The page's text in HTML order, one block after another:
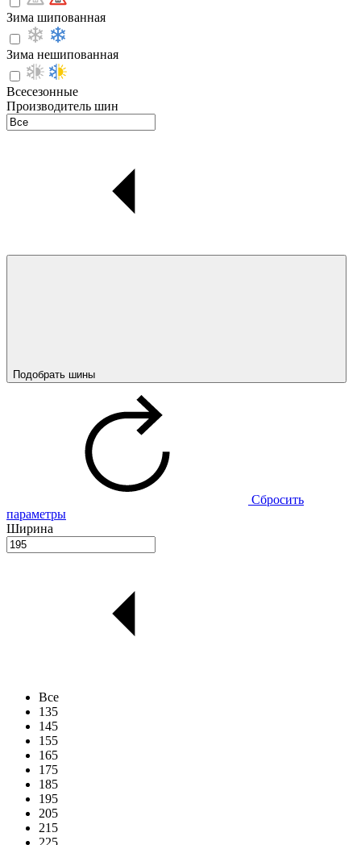
Зима шипованная
Зима нешипованная
Всесезонные
Производитель шин
Подобрать шины
Сбросить
параметры
Ширина
Все
135
145
155
165
175
185
195
205
215
225